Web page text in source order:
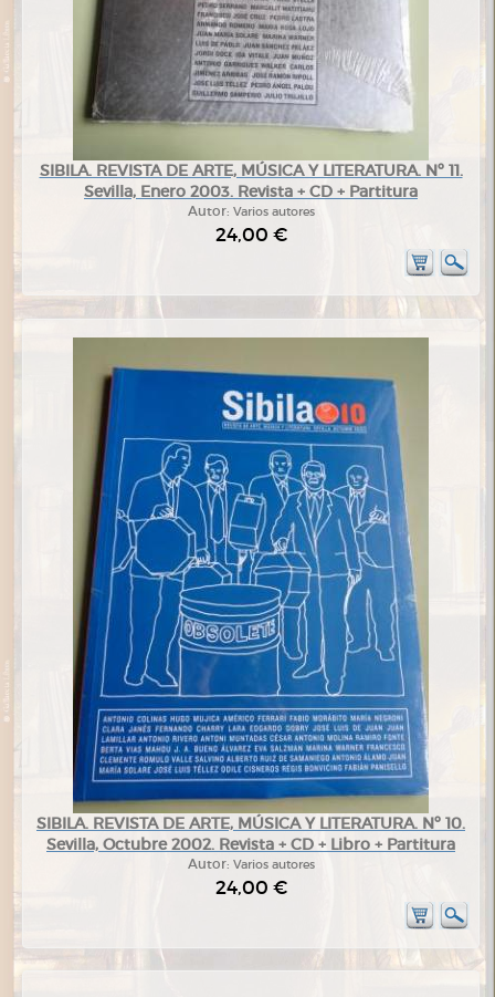
SIBILA. REVISTA DE ARTE, MÚSICA Y LITERATURA. Nº 11.
Sevilla, Enero 2003. Revista + CD + Partitura
Autor: Varios autores
24,00 €
SIBILA. REVISTA DE ARTE, MÚSICA Y LITERATURA. Nº 10.
Sevilla, Octubre 2002. Revista + CD + Libro + Partitura
Autor: Varios autores
24,00 €